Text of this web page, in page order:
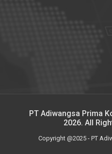
PT Adiwangsa Prima
2026. All
Copyright @2025 - PT